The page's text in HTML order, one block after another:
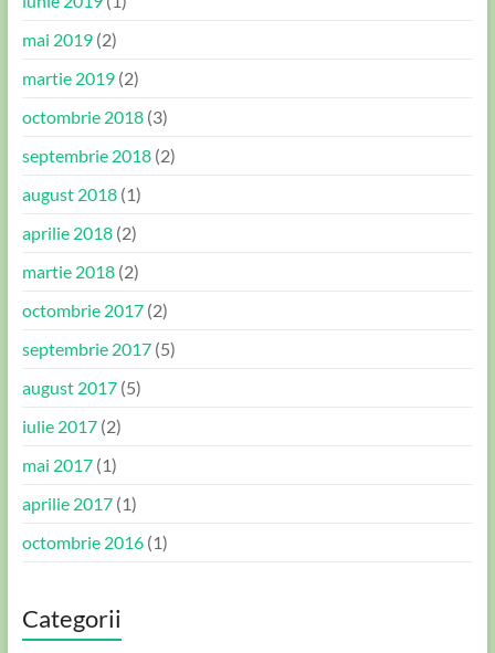
mai 2019(2)
martie 2019(2)
octombrie 2018(3)
septembrie 2018(2)
august 2018(1)
aprilie 2018(2)
martie 2018(2)
octombrie 2017(2)
septembrie 2017(5)
august 2017(5)
iulie 2017(2)
mai 2017(1)
aprilie 2017(1)
octombrie 2016(1)
Categorii